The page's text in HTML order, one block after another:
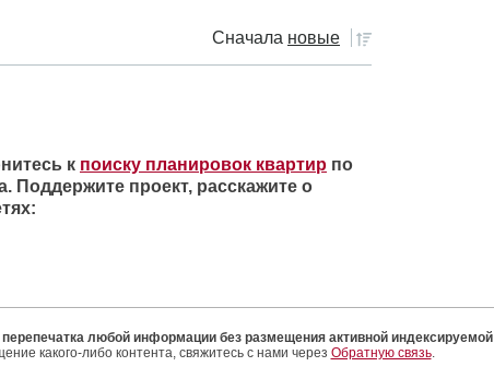
Сначала новые
к поиску планировок квартир по
Поддержите проект, расскажите о
любой информации без размещения активной индексируемой
какого-либо контента, свяжитесь с нами через Обратную связь.